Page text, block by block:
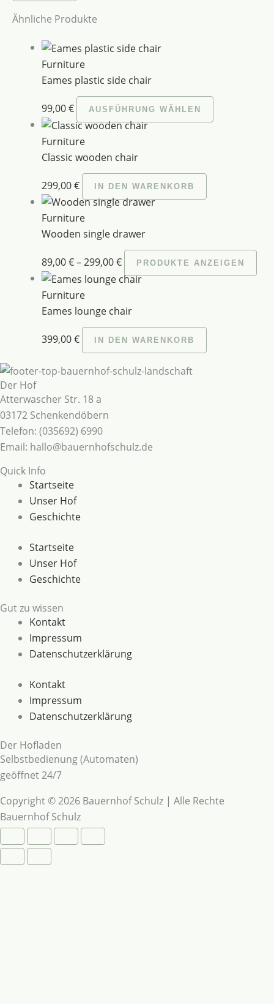
Ähnliche Produkte
Furniture
Eames plastic side chair
99,00€ AUSFÜHRUNG WÄHLEN
Furniture
Classic wooden chair
299,00€ IN DEN WARENKORB
Furniture
Wooden single drawer
89,00€–299,00€ PRODUKTE ANZEIGEN
Furniture
Eames lounge chair
399,00€ IN DEN WARENKORB
Der Hof
Atterwascher Str. 18 a
03172 Schenkendöbern
Telefon: (035692) 6990
Email: hallo@bauernhofschulz.de
Quick Info
Startseite
Unser Hof
Geschichte
Startseite
Unser Hof
Geschichte
Gut zu wissen
Kontakt
Impressum
Datenschutzerklärung
Kontakt
Impressum
Datenschutzerklärung
Der Hofladen
Selbstbedienung (Automaten)
geöffnet 24/7
Copyright © 2026 Bauernhof Schulz | Alle Rechte
Bauernhof Schulz